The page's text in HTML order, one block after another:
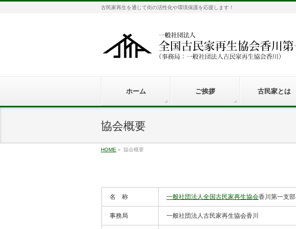
古民家再生を通じて街の活性化や環境保護を応援します！
ホーム ご挨拶 古民家とは
協会概要
HOME » 協会概要
名 称 一般社団法人全国古民家再生協会⾹川第⼀⽀部
事務局 一般社団法人古民家再生協会香川